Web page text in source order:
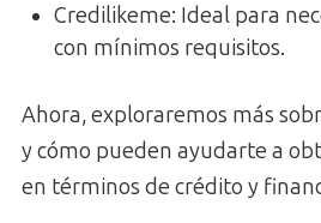
Credilikeme: Ideal para
con mínimos requisitos.
Ahora, exploraremos más
y cómo pueden ayudarte a
en términos de crédito y